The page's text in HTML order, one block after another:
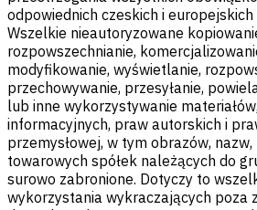
odpowiednich czeskich i
Wszelkie nieautoryzowane
rozpowszechnianie,
modyfikowanie, wyświetlanie,
przechowywanie, przesyłanie,
lub inne wykorzystywanie
informacyjnych, praw autorskich i
przemysłowej, w tym obrazów,
towarowych spółek należących do
surowo zabronione. Dotyczy to
wykorzystania wykraczających poza